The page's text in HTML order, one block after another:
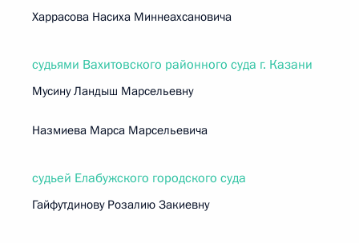
Харрасова Насиха Миннеахсановича
судьями Вахитовского районного суда г. Казани
Мусину Ландыш Марсельевну
Назмиева Марса Марсельевича
судьей Елабужского городского суда
Гайфутдинову Розалию Закиевну